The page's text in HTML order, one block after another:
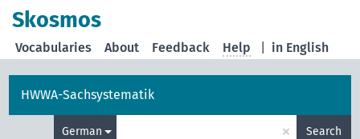
Skosmos
in English
Vocabularies About Feedback Help
HWWA-Sachsystematik
German × Search